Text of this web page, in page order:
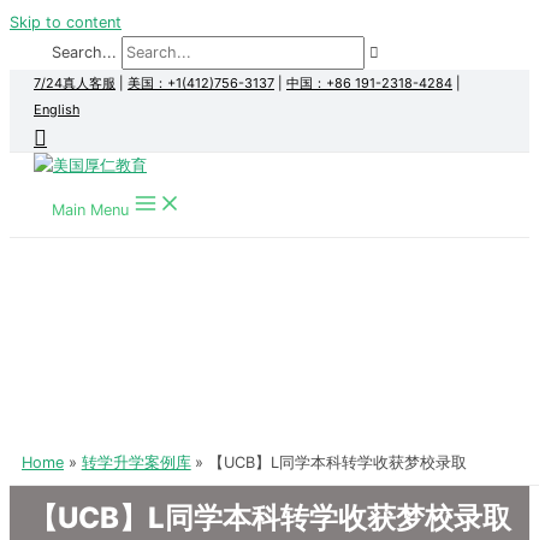
Skip to content
Search...
7/24真人客服 美国：+1(412)756-3137 中国：+86 191-2318-4284
English
Main Menu
Home 转学升学案例库 【UCB】L同学本科转学收获梦校录取
【UCB】L同学本科转学收获梦校录取